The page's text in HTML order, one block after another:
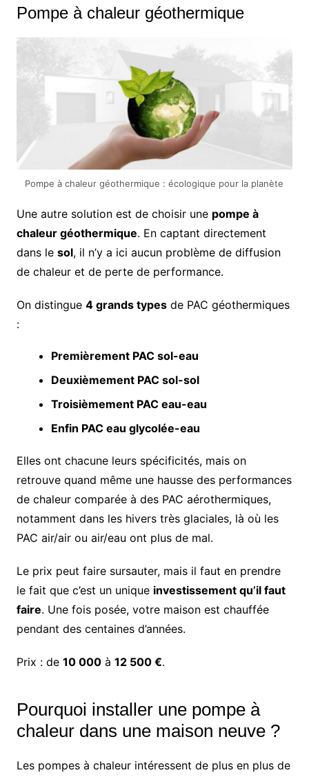
Pompe à chaleur géothermique
Pompe à chaleur géothermique : écologique pour la planète
Une autre solution est de choisir une pompe à
chaleur géothermique. En captant directement
dans le sol, il n’y a ici aucun problème de diffusion
de chaleur et de perte de performance.
On distingue 4 grands typesde PAC géothermiques
:
Premièrement PAC sol-eau
Deuxièmement PAC sol-sol
Troisièmement PAC eau-eau
Enfin PAC eau glycolée-eau
Elles ont chacune leurs spécificités, mais on
retrouve quand même une hausse des performances
de chaleur comparée à des PAC aérothermiques,
notamment dans les hivers très glaciales, là où les
PAC air/air ou air/eau ont plus de mal.
Le prix peut faire sursauter, mais il faut en prendre
le fait que c’est un unique investissement qu’il faut
faire. Une fois posée, votre maison est chauffée
pendant des centaines d’années.
Prix : de 10 000à 12 500 €.
Pourquoi installer une pompe à
chaleur dans une maison neuve ?
Les pompes à chaleur intéressent de plus en plus de